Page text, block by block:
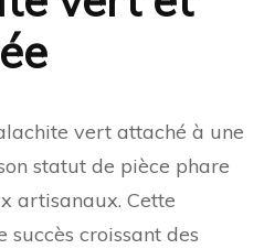
vert attaché à une
statut de pièce phare
artisanaux. Cette
succès croissant des